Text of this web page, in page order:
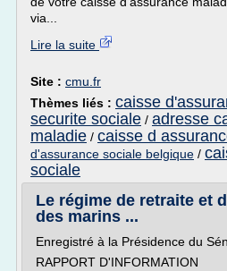
via...
Lire la suite
Site : cmu.fr
Thèmes liés : caisse
securite sociale / adresse
maladie / caisse d
d'assurance sociale belgique /
sociale
Le régime de retraite et
des marins ...
Enregistré à la Présidence du
RAPPORT D'INFORMATION